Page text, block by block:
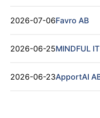
2026-07-06Favro AB
2026-06-25MINDFUL
2026-06-23ApportAI